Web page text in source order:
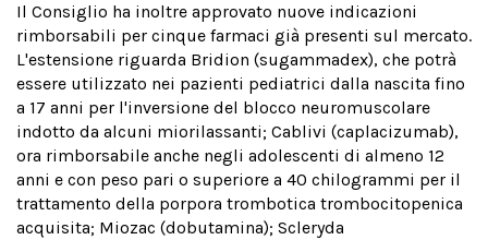
Il Consiglio ha inoltre approvato nuove indicazioni
rimborsabili per cinque farmaci già presenti sul mercato.
L'estensione riguarda Bridion (sugammadex), che potrà
essere utilizzato nei pazienti pediatrici dalla nascita fino
a 17 anni per l'inversione del blocco neuromuscolare
indotto da alcuni miorilassanti; Cablivi (caplacizumab),
ora rimborsabile anche negli adolescenti di almeno 12
anni e con peso pari o superiore a 40 chilogrammi per il
trattamento della porpora trombotica trombocitopenica
acquisita; Miozac (dobutamina); Scleryda